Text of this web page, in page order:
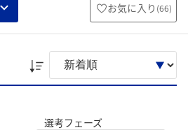
お気に入り (66)
選考フェーズ